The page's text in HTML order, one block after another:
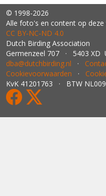
© 1998-2026
Alle foto's en content op
CC BY‑NC‑ND 4.0
Dutch Birding Association
Germenzeel 707 · 5403 XD
dba@dutchbirding.nl ·
Cookievoorwaarden ·
KvK 41201763 · BTW